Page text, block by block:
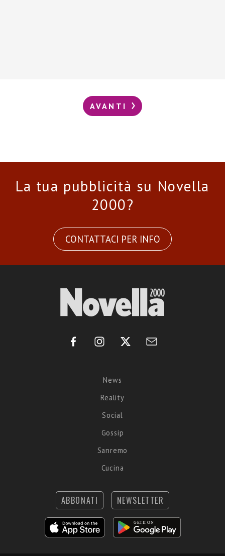
AVANTI
La tua pubblicità su Novella
2000?
CONTATTACI PER INFO
News
Reality
Social
Gossip
Sanremo
Cucina
ABBONATI NEWSLETTER